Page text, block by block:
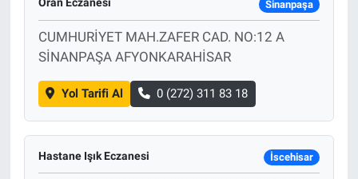
Sinanpaşa
CUMHURİYET MAH.ZAFER CAD. NO:12 A
SİNANPAŞA AFYONKARAHİSAR
Yol Tarifi Al 0 (272) 311 83 18
Hastane Işık Eczanesi İscehisar